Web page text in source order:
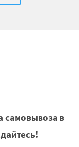
самовывоза в